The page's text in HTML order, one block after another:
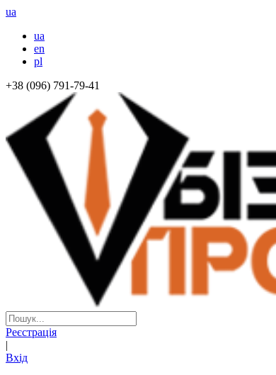
ua
ua
en
pl
+38 (096) 791-79-41
Реєстрація
|
Вхід